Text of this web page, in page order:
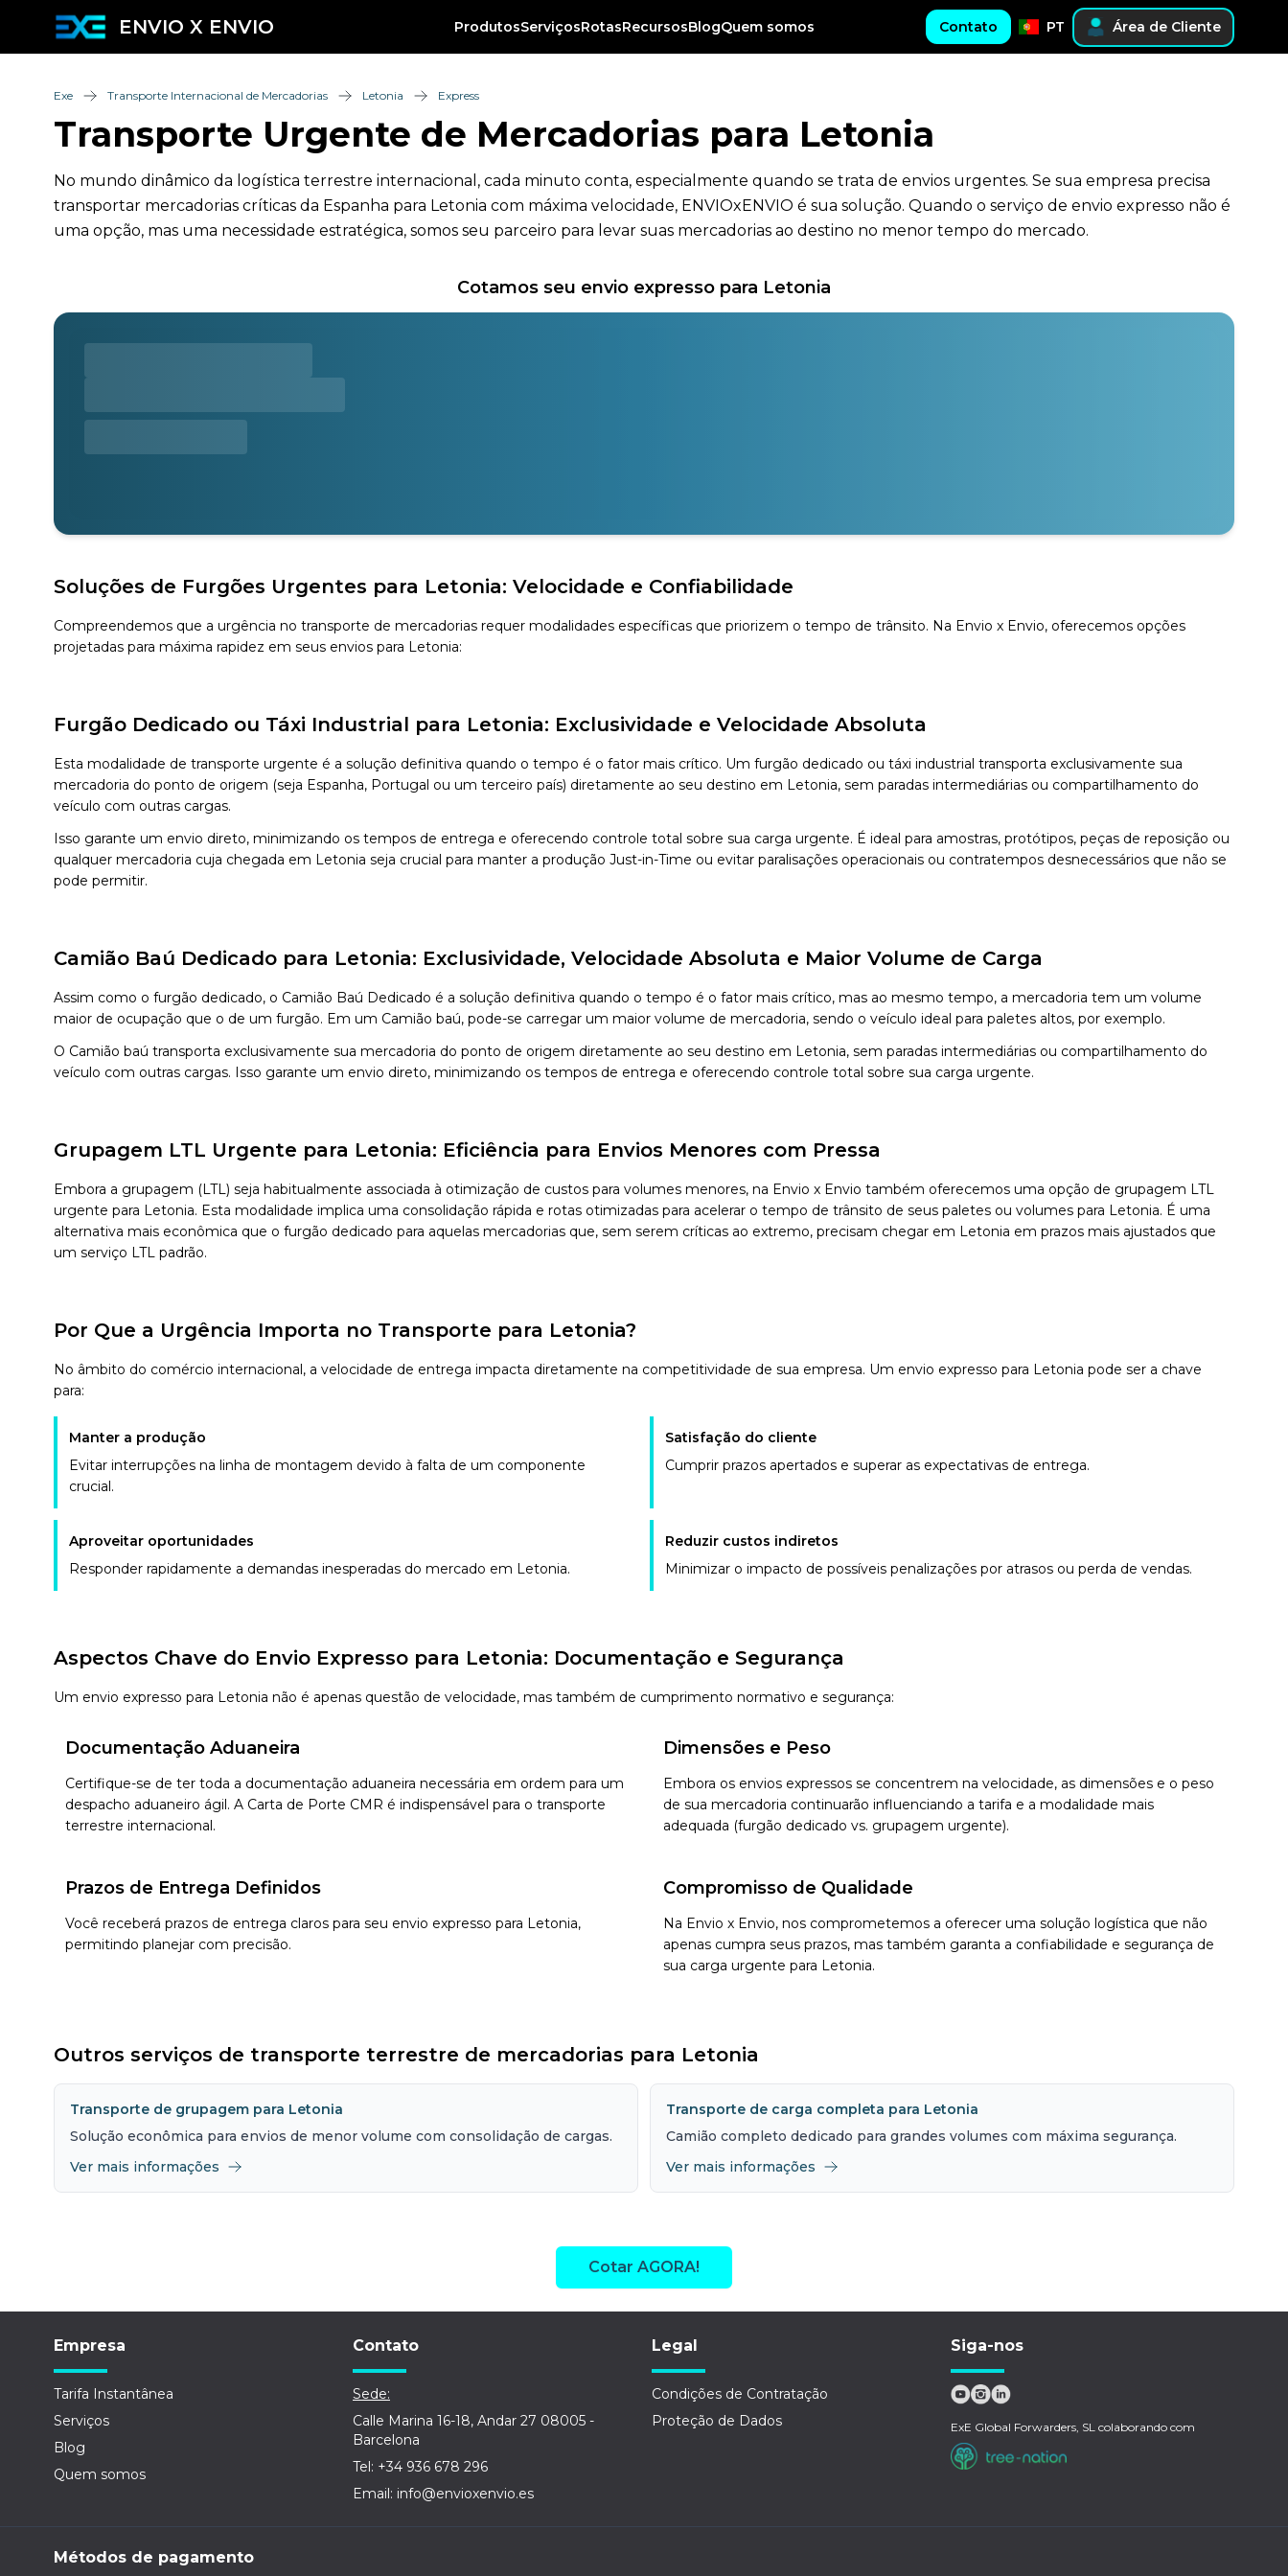
ENVIO X ENVIO ProdutosServiçosRotasRecursosBlogQuem somos Contato PT Área de Cliente
Exe Transporte Internacional de Mercadorias Letonia Express
Transporte Urgente de Mercadorias para Letonia
No mundo dinâmico da logística terrestre internacional, cada minuto conta, especialmente quando se trata de envios urgentes. Se sua empresa precisa
transportar mercadorias críticas da Espanha para Letonia com máxima velocidade, ENVIOxENVIO é sua solução. Quando o serviço de envio expresso não é
uma opção, mas uma necessidade estratégica, somos seu parceiro para levar suas mercadorias ao destino no menor tempo do mercado.
Cotamos seu envio expresso para Letonia
Soluções de Furgões Urgentes para Letonia: Velocidade e Confiabilidade
Compreendemos que a urgência no transporte de mercadorias requer modalidades específicas que priorizem o tempo de trânsito. Na Envio x Envio, oferecemos opções
projetadas para máxima rapidez em seus envios para Letonia:
Furgão Dedicado ou Táxi Industrial para Letonia: Exclusividade e Velocidade Absoluta
Esta modalidade de transporte urgente é a solução definitiva quando o tempo é o fator mais crítico. Um furgão dedicado ou táxi industrial transporta exclusivamente sua
mercadoria do ponto de origem (seja Espanha, Portugal ou um terceiro país) diretamente ao seu destino em Letonia, sem paradas intermediárias ou compartilhamento do
veículo com outras cargas.
Isso garante um envio direto, minimizando os tempos de entrega e oferecendo controle total sobre sua carga urgente. É ideal para amostras, protótipos, peças de reposição ou
qualquer mercadoria cuja chegada em Letonia seja crucial para manter a produção Just-in-Time ou evitar paralisações operacionais ou contratempos desnecessários que não se
pode permitir.
Camião Baú Dedicado para Letonia: Exclusividade, Velocidade Absoluta e Maior Volume de Carga
Assim como o furgão dedicado, o Camião Baú Dedicado é a solução definitiva quando o tempo é o fator mais crítico, mas ao mesmo tempo, a mercadoria tem um volume
maior de ocupação que o de um furgão. Em um Camião baú, pode-se carregar um maior volume de mercadoria, sendo o veículo ideal para paletes altos, por exemplo.
O Camião baú transporta exclusivamente sua mercadoria do ponto de origem diretamente ao seu destino em Letonia, sem paradas intermediárias ou compartilhamento do
veículo com outras cargas. Isso garante um envio direto, minimizando os tempos de entrega e oferecendo controle total sobre sua carga urgente.
Grupagem LTL Urgente para Letonia: Eficiência para Envios Menores com Pressa
Embora a grupagem (LTL) seja habitualmente associada à otimização de custos para volumes menores, na Envio x Envio também oferecemos uma opção de grupagem LTL
urgente para Letonia. Esta modalidade implica uma consolidação rápida e rotas otimizadas para acelerar o tempo de trânsito de seus paletes ou volumes para Letonia. É uma
alternativa mais econômica que o furgão dedicado para aquelas mercadorias que, sem serem críticas ao extremo, precisam chegar em Letonia em prazos mais ajustados que
um serviço LTL padrão.
Por Que a Urgência Importa no Transporte para Letonia?
No âmbito do comércio internacional, a velocidade de entrega impacta diretamente na competitividade de sua empresa. Um envio expresso para Letonia pode ser a chave
para:
Manter a produção
Evitar interrupções na linha de montagem devido à falta de um componente
crucial.
Satisfação do cliente
Cumprir prazos apertados e superar as expectativas de entrega.
Aproveitar oportunidades
Responder rapidamente a demandas inesperadas do mercado em Letonia.
Reduzir custos indiretos
Minimizar o impacto de possíveis penalizações por atrasos ou perda de vendas.
Aspectos Chave do Envio Expresso para Letonia: Documentação e Segurança
Um envio expresso para Letonia não é apenas questão de velocidade, mas também de cumprimento normativo e segurança:
Documentação Aduaneira
Certifique-se de ter toda a documentação aduaneira necessária em ordem para um
despacho aduaneiro ágil. A Carta de Porte CMR é indispensável para o transporte
terrestre internacional.
Dimensões e Peso
Embora os envios expressos se concentrem na velocidade, as dimensões e o peso
de sua mercadoria continuarão influenciando a tarifa e a modalidade mais
adequada (furgão dedicado vs. grupagem urgente).
Prazos de Entrega Definidos
Você receberá prazos de entrega claros para seu envio expresso para Letonia,
permitindo planejar com precisão.
Compromisso de Qualidade
Na Envio x Envio, nos comprometemos a oferecer uma solução logística que não
apenas cumpra seus prazos, mas também garanta a confiabilidade e segurança de
sua carga urgente para Letonia.
Outros serviços de transporte terrestre de mercadorias para Letonia
Transporte de grupagem para Letonia
Solução econômica para envios de menor volume com consolidação de cargas.
Ver mais informações
Transporte de carga completa para Letonia
Camião completo dedicado para grandes volumes com máxima segurança.
Ver mais informações
Cotar AGORA!
Empresa
Tarifa Instantânea
Serviços
Blog
Quem somos
Contato
Sede:
Calle Marina 16-18, Andar 27 08005 -
Barcelona
Tel: +34 936 678 296
Email: info@envioxenvio.es
Legal
Condições de Contratação
Proteção de Dados
Siga-nos
ExE Global Forwarders, SL colaborando com
Métodos de pagamento